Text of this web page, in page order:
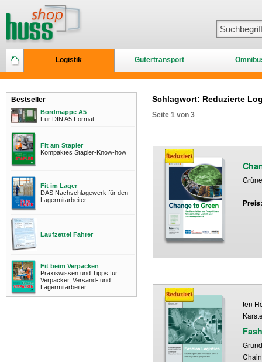
Logistik Gütertransport
Bestseller
Bordmappe A5
Für DIN A5 Format
Fit am Stapler
Kompaktes Stapler-Know-how
Fit im Lager
DAS Nachschlagewerk für den
Lagermitarbeiter
Laufzettel Fahrer
Fit beim Verpacken
Praxiswissen und Tipps für
Verpacker, Versand- und
Lagermitarbeiter
Schlagwort: Reduzierte
Seite 1 von 3
ten
Chain